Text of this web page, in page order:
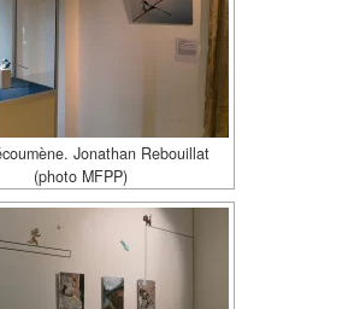
Jonathan Rebouillat
(photo MFPP)